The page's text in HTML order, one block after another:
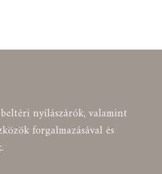
nyílászárók, valamint
forgalmazásával és